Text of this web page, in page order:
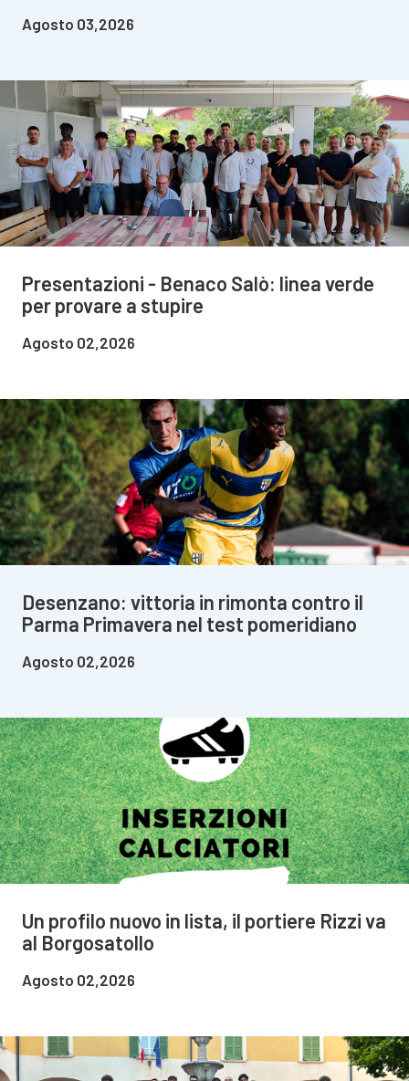
Agosto 03,2026
Presentazioni - Benaco Salò: linea verde
per provare a stupire
Agosto 02,2026
Desenzano: vittoria in rimonta contro il
Parma Primavera nel test pomeridiano
Agosto 02,2026
Un profilo nuovo in lista, il portiere Rizzi va
al Borgosatollo
Agosto 02,2026